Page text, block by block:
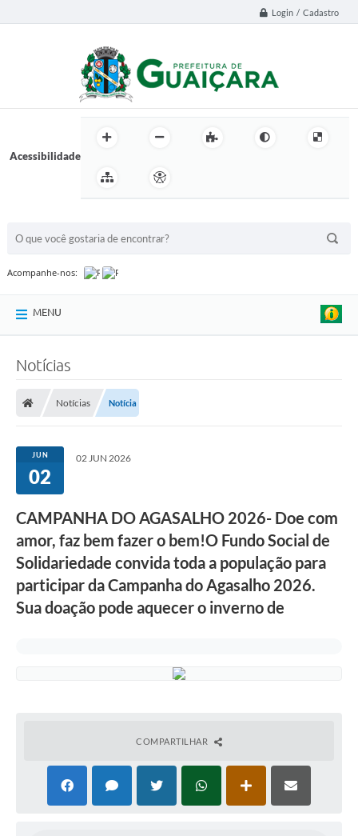
Login / Cadastro
Acessibilidade
Acompanhe-nos:
MENU
Notícias
Notícias Notícia
JUN
02
02 JUN 2026
CAMPANHA DO AGASALHO 2026- Doe com
amor, faz bem fazer o bem!O Fundo Social de
Solidariedade convida toda a população para
participar da Campanha do Agasalho 2026.
Sua doação pode aquecer o inverno de
COMPARTILHAR